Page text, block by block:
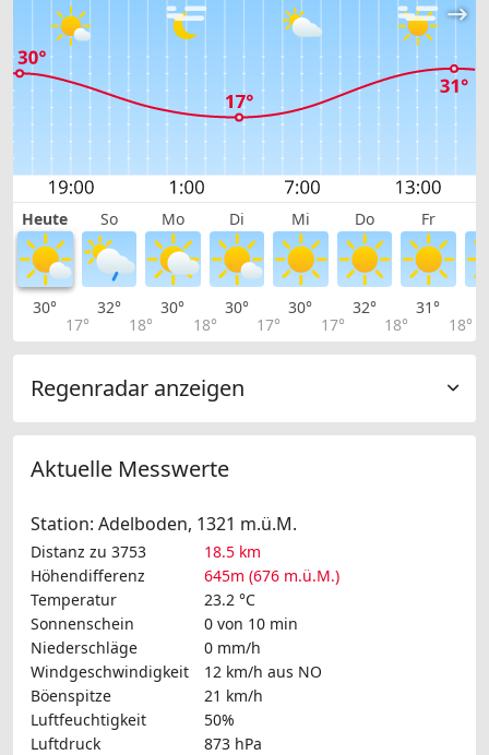
Heute So Mo Di Mi Do Fr
30°
17°
32°
18°
30°
18°
30°
17°
30°
17°
32°
18°
31°
18°
Regenradar anzeigen
Aktuelle Messwerte
Station: Adelboden, 1321 m.ü.M.
Distanz zu 3753
18.5 km
Höhendifferenz
645m (676 m.ü.M.)
Temperatur
23.2 °C
Sonnenschein
0 von 10 min
Niederschläge
0 mm/h
Windgeschwindigkeit
12 km/h aus NO
Böenspitze
21 km/h
Luftfeuchtigkeit
50%
Luftdruck
873 hPa